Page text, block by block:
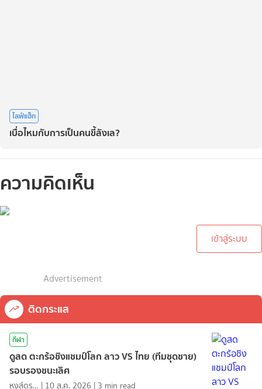
ไลฟ์แฮ็ก
เบื่อไหมกับการเป็นคนขี้ลังเล?
ความคิดเห็น
เข้าสู่ระบบ
Advertisement
ติดกระแส
กีฬา
ดูสด ตะกร้อชิงแชมป์โลก ลาว VS ไทย (ทีมชุดชาย)
รอบรองชนะเลิศ
หงส์ดรุณ | 10 ส.ค. 2026 | 3 min read